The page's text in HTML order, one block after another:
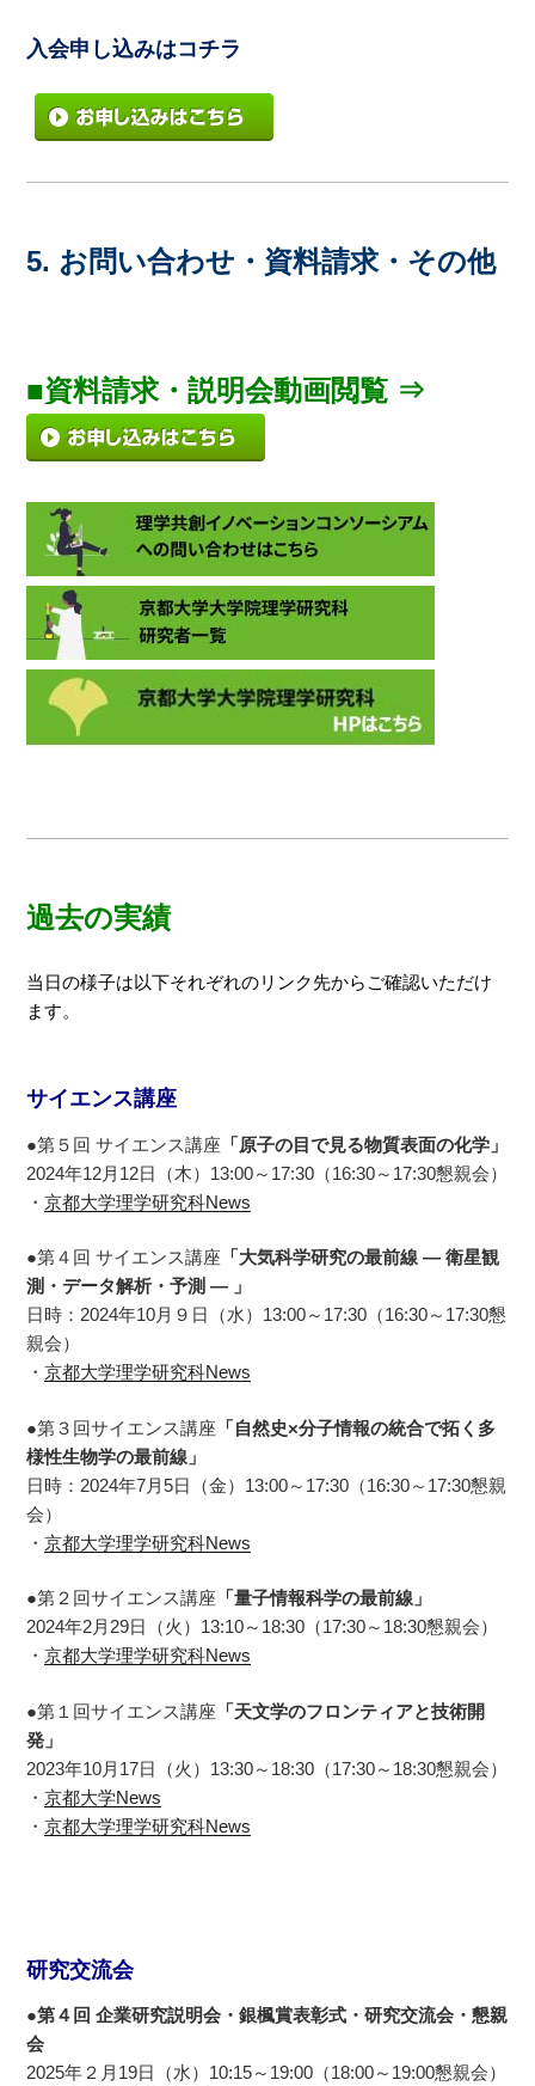
入会申し込みはコチラ
5. お問い合わせ・資料請求・その他
■資料請求・説明会動画閲覧 ⇒
過去の実績
当日の様子は以下それぞれのリンク先からご確認いただけ
ます。
サイエンス講座
●第５回 サイエンス講座 「原子の目で見る物質表面の化学」
2024年12月12日（木）13:00～17:30（16:30～17:30懇親会）
・京都大学理学研究科News
●第４回 サイエンス講座 「大気科学研究の最前線 ― 衛星観
測・データ解析・予測 ― 」
日時：2024年10月９日（水）13:00～17:30（16:30～17:30懇
親会）
・京都大学理学研究科News
●第３回サイエンス講座 「自然史×分子情報の統合で拓く多
様性生物学の最前線」
日時：2024年7月5日（金）13:00～17:30（16:30～17:30懇親
会）
・京都大学理学研究科News
●第２回サイエンス講座 「量子情報科学の最前線」
2024年2月29日（火）13:10～18:30（17:30～18:30懇親会）
・京都大学理学研究科News
●第１回サイエンス講座 「天文学のフロンティアと技術開
発」
2023年10月17日（火）13:30～18:30（17:30～18:30懇親会）
・京都大学News
・京都大学理学研究科News
研究交流会
●第４回 企業研究説明会・銀楓賞表彰式・研究交流会・懇親
会
2025年２月19日（水）10:15～19:00（18:00～19:00懇親会）